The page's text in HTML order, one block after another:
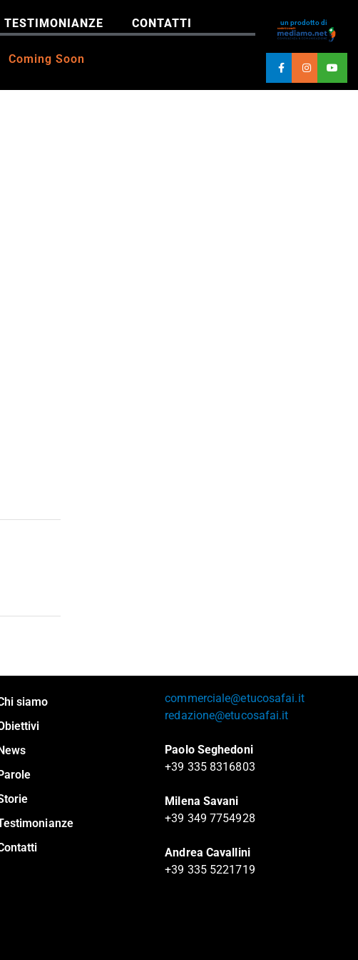
TESTIMONIANZE CONTATTI
Coming Soon
un prodotto di
siamo
commerciale@etucosafai.it
redazione@etucosafai.it
Paolo Seghedoni
+39 335 8316803
Milena Savani
+39 349 7754928
Andrea Cavallini
+39 335 5221719